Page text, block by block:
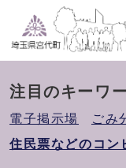
注目のキーワ
電子掲示場
ごみ
住民票などのコン